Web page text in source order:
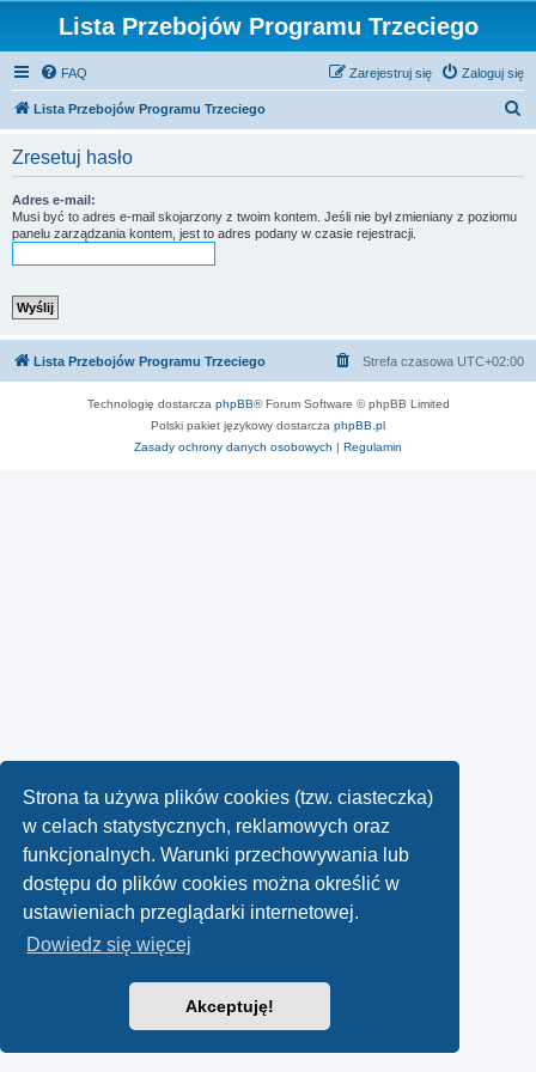
Strona ta używa plików cookies (tzw. ciasteczka)
w celach statystycznych, reklamowych oraz
funkcjonalnych. Warunki przechowywania lub
dostępu do plików cookies można określić w
ustawieniach przeglądarki internetowej.
Dowiedz się więcej
Akceptuję!
Lista Przebojów Programu Trzeciego
FAQ Zaloguj się
Zarejestruj się
Lista Przebojów Programu Trzeciego
Zresetuj hasło
Adres e-mail:
Musi być to adres e-mail skojarzony z twoim kontem. Jeśli nie był zmieniany z poziomu
panelu zarządzania kontem, jest to adres podany w czasie rejestracji.
Lista Przebojów Programu Trzeciego Strefa czasowa UTC+02:00
Technologię dostarcza phpBB® Forum Software © phpBB Limited
Polski pakiet językowy dostarcza phpBB.pl
Zasady ochrony danych osobowych | Regulamin